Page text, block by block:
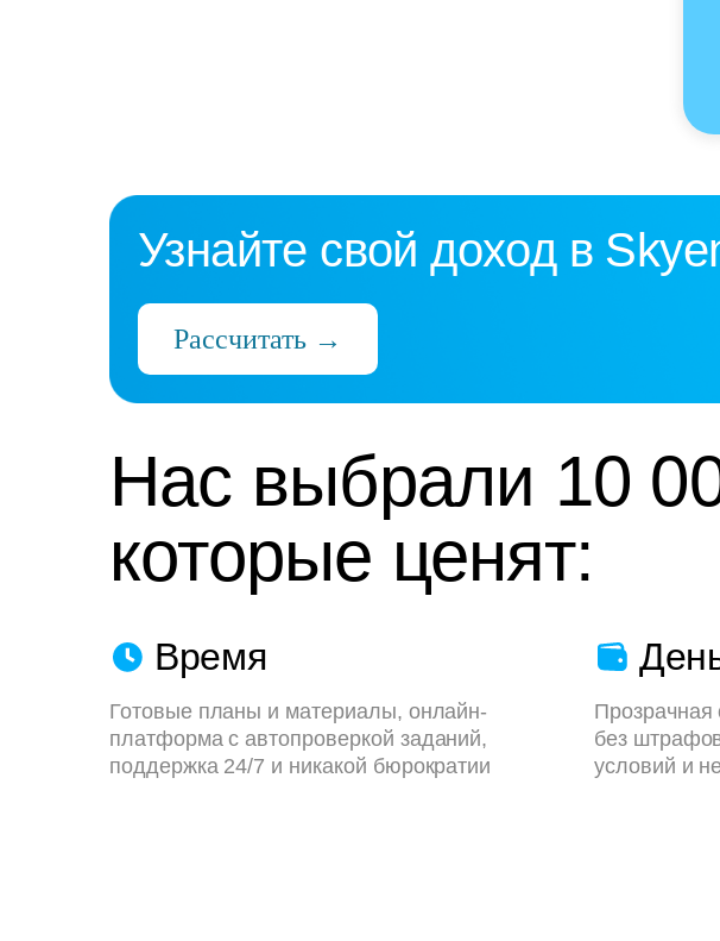
Узнайте свой доход в
Рассчитать →
Нас выбрали 10
которые ценят:
Время
Готовые планы и материалы, онлайн-
платформа с автопроверкой заданий,
поддержка 24/7 и никакой бюрократии
Прозрачная
без
условий и